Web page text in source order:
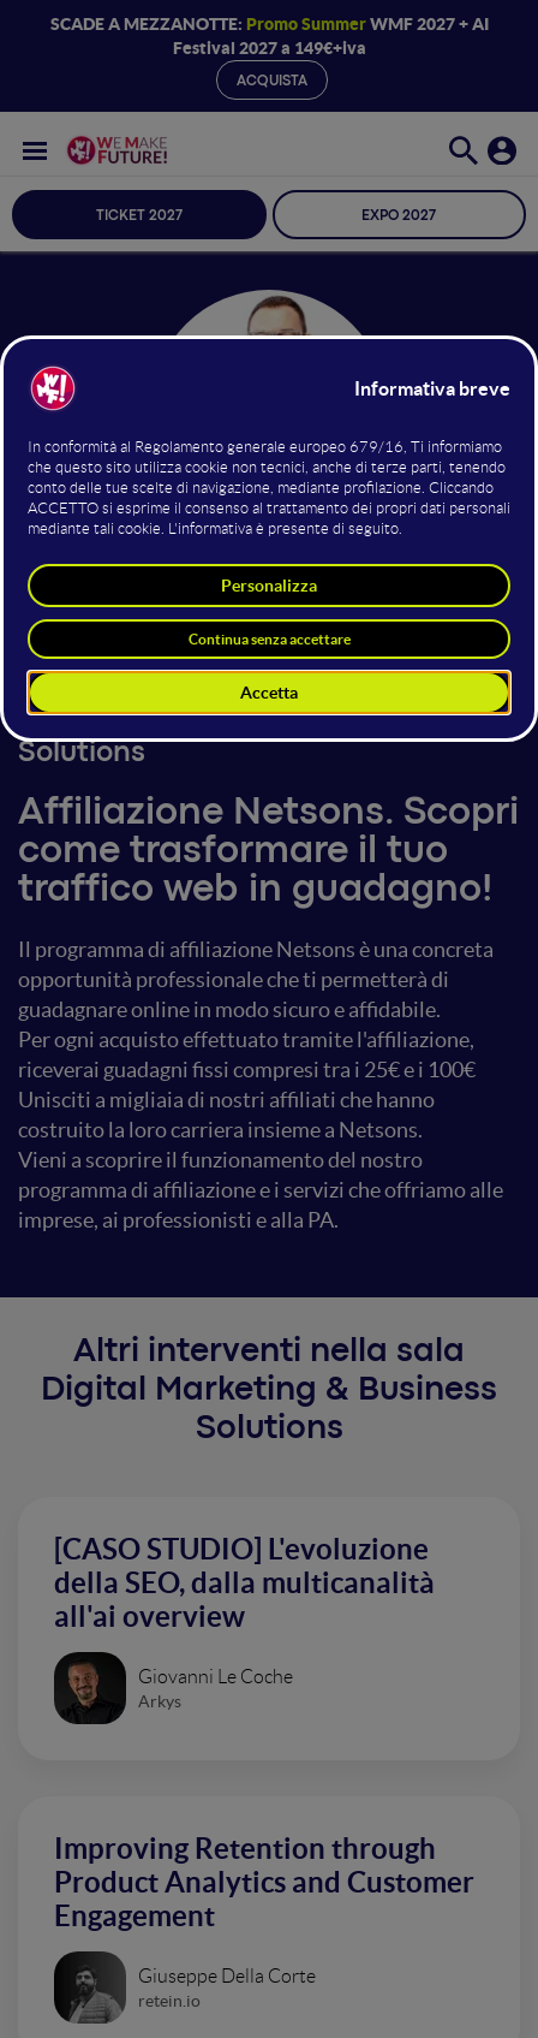
SCADE A MEZZANOTTE: Promo SummerWMF 2027 + AI
Festival 2027 a 149€+iva
ACQUISTA
TICKET 2027 EXPO 2027
Chief Operating Officer
Netsons srl
4 giugno 2025 11:00 - 11:20
Digital Marketing & Business
Solutions
Affiliazione Netsons. Scopri
come trasformare il tuo
traffico web in guadagno!
Il programma di affiliazione Netsons è una concreta
opportunità professionale che ti permetterà di
guadagnare online in modo sicuro e affidabile.
Per ogni acquisto effettuato tramite l'affiliazione,
riceverai guadagni fissi compresi tra i 25€ e i 100€
Unisciti a migliaia di nostri affiliati che hanno
costruito la loro carriera insieme a Netsons.
Vieni a scoprire il funzionamento del nostro
programma di affiliazione e i servizi che offriamo alle
imprese, ai professionisti e alla PA.
Altri interventi nella sala
Digital Marketing & Business
Solutions
[CASO STUDIO] L'evoluzione
della SEO, dalla multicanalità
all'ai overview
Giovanni Le Coche
Arkys
Improving Retention through
Product Analytics and Customer
Engagement
Giuseppe Della Corte
retein.io